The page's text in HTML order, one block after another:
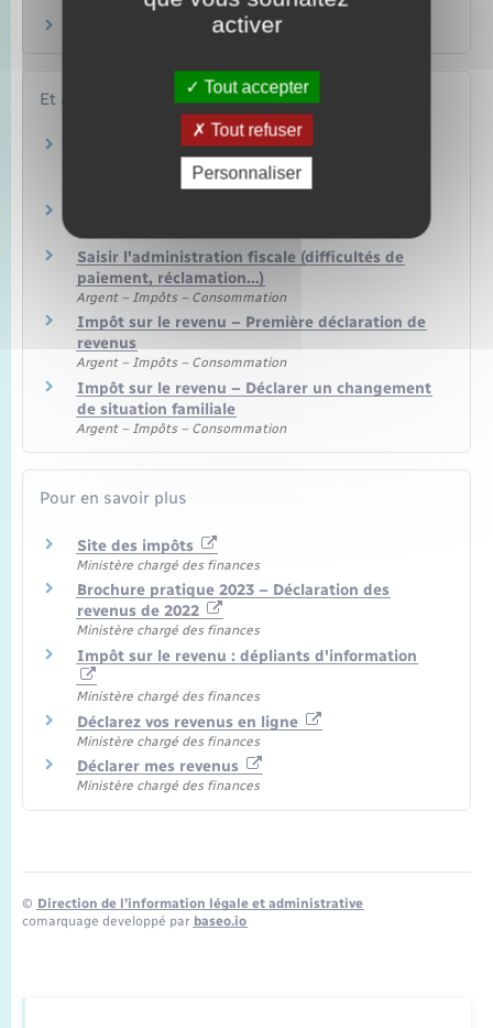
Qu'est-ce que le revenu fiscal de référence ?
Et aussi
Impôt sur le revenu : déclaration et revenus à
Argent – Impôts – Consommation
Saisir l'administration fiscale (difficultés de
paiement, réclamation…)
Argent – Impôts – Consommation
Impôt sur le revenu – Première déclaration de
revenus
Argent – Impôts – Consommation
Impôt sur le revenu – Déclarer un changement
de situation familiale
Argent – Impôts – Consommation
Pour en savoir plus
Site des impôts
Ministère chargé des finances
Brochure pratique 2023 – Déclaration des
revenus de 2022
Ministère chargé des finances
Impôt sur le revenu : dépliants d'information
Ministère chargé des finances
Déclarez vos revenus en ligne
Ministère chargé des finances
Déclarer mes revenus
Ministère chargé des finances
© Direction de l’information légale et administrative
comarquage developpé par baseo.io
activer
Tout accepter
Tout refuser
Personnaliser